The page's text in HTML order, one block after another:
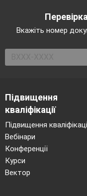
Вкажіть номер
Підвищення
кваліфікації
Підвищення
Вебінари
Конференції
Курси
Вектор